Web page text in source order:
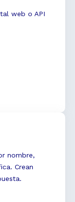
web o API
nombre,
Crean